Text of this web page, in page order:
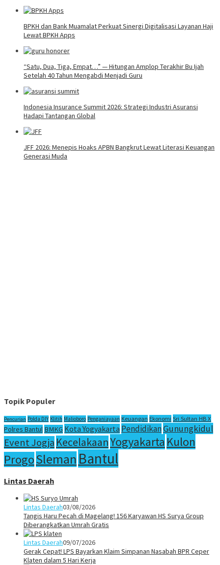
BPKH dan Bank Muamalat Perkuat Sinergi Digitalisasi Layanan Haji
Lewat BPKH Apps
“Satu, Dua, Tiga, Empat…” — Hitungan Amplop Terakhir Bu Ijah
Setelah 40 Tahun Mengabdi Menjadi Guru
Indonesia Insurance Summit 2026: Strategi Industri Asuransi
Hadapi Tantangan Global
JFF 2026: Menepis Hoaks APBN Bangkrut Lewat Literasi Keuangan
Generasi Muda
Topik Populer
Pencurian Polda DIY Klitih Malioboro Penganiayaan Keuangan Ekonomi Sri Sultan HB X
Polres Bantul BMKG Kota Yogyakarta PendidikanGunungkidul
Event Jogja KecelakaanYogyakarta Kulon
ProgoSleman Bantul
Lintas Daerah
Lintas Daerah03/08/2026
Tangis Haru Pecah di Magelang! 156 Karyawan HS Surya Group
Diberangkatkan Umrah Gratis
Lintas Daerah09/07/2026
Gerak Cepat! LPS Bayarkan Klaim Simpanan Nasabah BPR Ceper
Klaten dalam 5 Hari Kerja